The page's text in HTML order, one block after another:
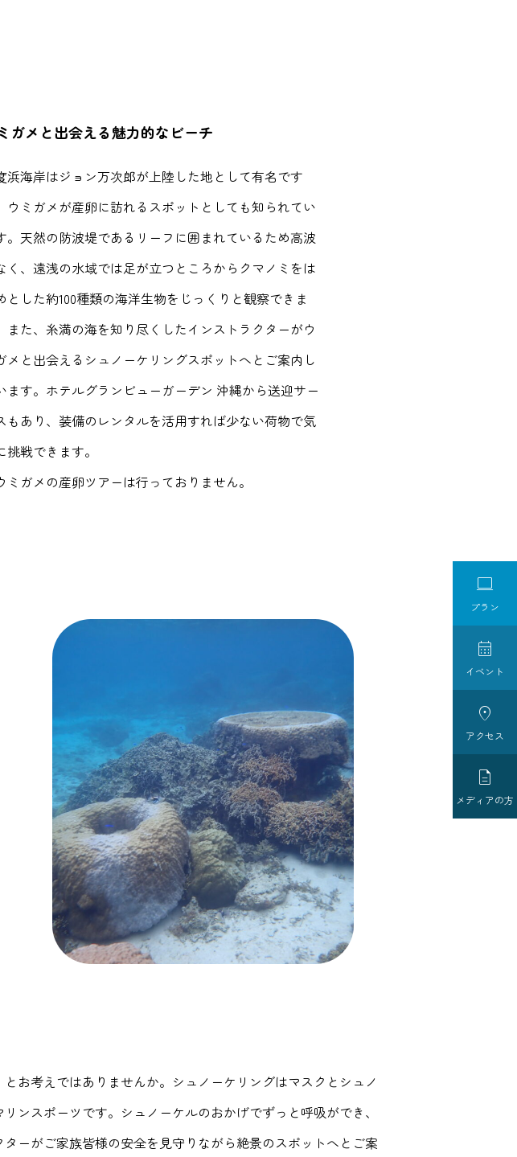
ガメと出会える魅力的なビーチ
浜海岸はジョン万次郎が上陸した地として有名です
ウミガメが産卵に訪れるスポットとしても知られてい
。天然の防波堤であるリーフに囲まれているため高波
く、遠浅の水域では足が立つところからクマノミをは
とした約100種類の海洋生物をじっくりと観察できま
また、糸満の海を知り尽くしたインストラクターがウ
メと出会えるシュノーケリングスポットへとご案内し
ます。ホテルグランビューガーデン 沖縄から送迎サー
もあり、装備のレンタルを活用すれば少ない荷物で気
挑戦できます。
ガメの産卵ツアーは行っておりません。
お考えではありませんか。シュノーケリングはマスクとシュノ
ンスポーツです。シュノーケルのおかげでずっと呼吸ができ、
ーがご家族皆様の安全を見守りながら絶景のスポットへとご案

プラン

イベント

アクセス

メディアの方